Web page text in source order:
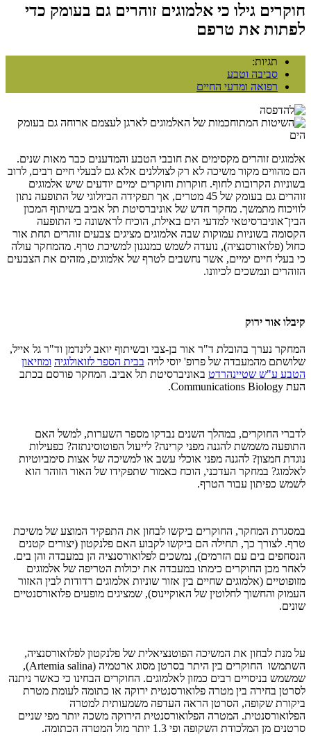
חוקרים גילו כי אלמוגים זוהרים גם בעומק כדי
לפתות את טרפם
תגיות:
סביבה וטבע
רפואה ומדעי החיים
אלמוגים זוהרים מקסימים את חובבי הטבע והמדענים כבר מאות שנים.
הם מהווים מקור משיכה לא רק לצוללנים אלא גם לבעלי חיים רבים, לרוב
בשוניות הקרובות לחוף. חוקרות וחוקרים ימיים יודעים שיש אלמוגים
זוהרים גם בעומק של 45 מטרים, אך תפקידה הביולוגי של התופעה נתון
לוויכוח מתמשך. מחקר חדש של אוניברסיטת תל אביב בשיתוף המכון
הבין־אוניברסיטאי למדעי הים באילת, הוכיח לראשונה כי התופעה
הקסומה בשוניות עמוקות שבה אלמוגים מציגים צבעים זוהרים תחת אור
כחול (פלואורסנציה), נועדה לשמש כמנגנון למשיכת טרף. מהמחקר עולה
כי בעלי חיים ימיים, אשר נחשבים לטרף של אלמוגים, מזהים את הצבעים
הזוהרים ונמשכים לכיוונו.
קיבלו אור ירוק
המחקר נערך בהובלת ד"ר אור בן-צבי ובשיתוף יואב לינדמן וד"ר גל אייל,
שלושתם מהמעבדה של פרופ' יוסי לויה בבית הספר לזואולוגיה ומוזיאון
הטבע ע"ש שטיינהרדט באוניברסיטת תל אביב. המחקר פורסם בכתב
העת Communications Biology.
לדברי החוקרים, במהלך השנים נבדקו מספר השערות, למשל האם
התופעה משמשת להגנה מפני קרינה? לייעול הפוטוסינתזה? כפעילות
נוגדת חמצון? להגנה מפני אוכלי עשב או למשיכה של אצות סימביוטיות
לאלמוג? במחקר העדכני, הוכח כאמור שתפקידו של האור הזוהר הוא
לשמש כפיתון עבור הטרף.
במסגרת המחקר, החוקרים ביקשו לבחון את התפקיד המוצע של משיכת
טרף. לצורך כך, תחילה הם ביקשו לקבוע האם פלנקטון (יצורים קטנים
הנסחפים בים עם הזרמים), נמשכים לפלואורסנציה הן במעבדה והן בים.
לאחר מכן החוקרים כימתו במעבדה את יכולות הטריפה של אלמוגים
מזופוטיים (אלמוגים שחיים בין אזור שוניות אלמוגים רדודות לבין האזור
העמוק והחשוך לחלוטין של האוקיינוס), שמציגים מופעים פלואורסנטיים
שונים.
על מנת לבחון את המשיכה הפוטנציאלית של פלנקטון לפלואורסנציה,
השתמשו החוקרים בין היתר בסרטן מסוג ארטמיה (Artemia salina),
שמשמש בניסויים רבים כמזון לאלמוגים. החוקרים הבחינו כי כאשר ניתנה
לסרטן בחירה בין מטרה פלואורסנטית ירוקה או כתומה לעומת מטרת
ביקורת שקופה, הסרטן הראה העדפה משמעותית למטרה
הפלואורסנטית. המטרה הפלואורסנטית הירוקה משכה יותר מפי שניים
סרטנים מן המלכודת השקופה ופי 1.3 יותר מול המטרה הכתומה.